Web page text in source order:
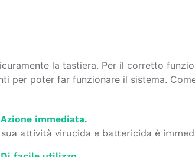
la tastiera. Per il corretto
per poter far funzionare il sistema.
Azione immediata.
sua attività virucida e battericida è